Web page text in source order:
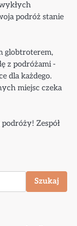
podróż stanie
globtroterem,
z podróżami -
dla każdego.
miejsc czeka
Zespół
Szukaj